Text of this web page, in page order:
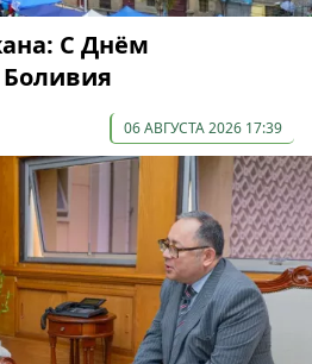
С Днём
06 АВГУСТА 2026 17:39